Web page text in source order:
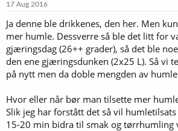
17 Aug 2016
Ja denne ble drikkenes, den her. Men
mer humle. Dessverre så ble det litt for
gjæringsdag (26++ grader), så det ble
den ene gjæringsdunken (2x25 L). Så vi
på nytt men da doble mengden av
Hvor eller når bør man tilsette mer
Slik jeg har forstått det så vil
15-20 min bidra til smak og tørrhumling